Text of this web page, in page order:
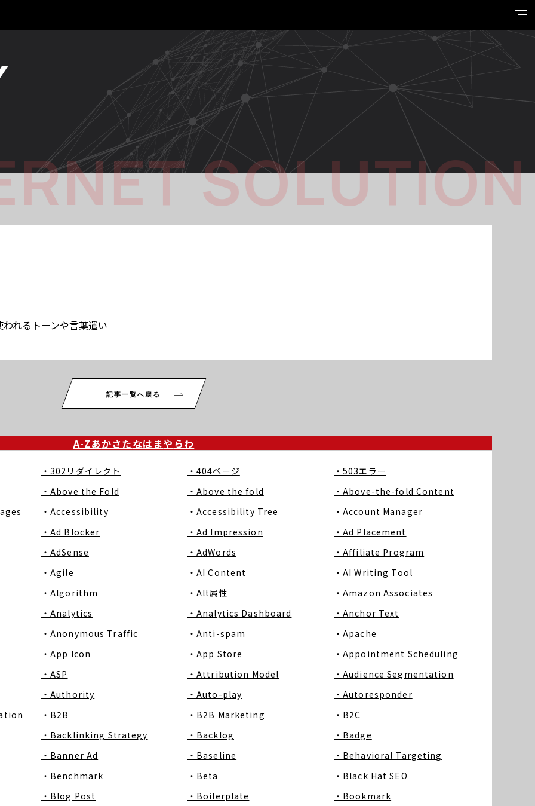
SOLUTION
れるトーンや言葉遣い
記事一覧へ戻る
A-Zあかさたなは まや らわ
・302リダイレクト ・404ページ
・503エラー
・Above the Fold
・Above the fold
・Above-the-fold Content
・Accessibility ・Accessibility Tree
・Account Manager
・Ad Blocker
・Ad Impression
・Ad Placement
・AdSense
・AdWords
・Affiliate Program
・Agile
・AI Content
・AI Writing Tool
・Algorithm
・Alt属性
・Amazon Associates
・Analytics
・Analytics Dashboard
・Anchor Text
・Anonymous Traffic
・Anti-spam
・Apache
・App Icon
・App Store
・Appointment Scheduling
・ASP
・Attribution Model
・Audience Segmentation
・Authority
・Auto-play
・Autoresponder
・B2B ・B2B Marketing
・B2C
・Backlinking Strategy
・Backlog
・Badge
・Banner Ad
・Baseline
・Behavioral Targeting
・Benchmark
・Beta
・Black Hat SEO
・Blog Post
・Boilerplate
・Bookmark